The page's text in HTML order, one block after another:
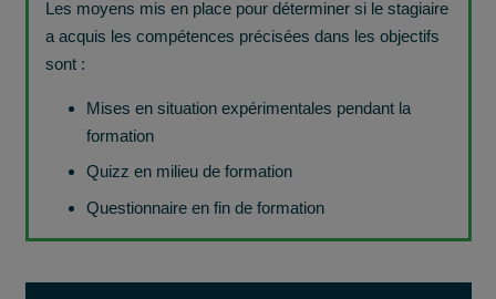
Les moyens mis en place pour déterminer si le stagiaire
a acquis les compétences précisées dans les objectifs
sont :
Mises en situation expérimentales pendant la
formation
Quizz en milieu de formation
Questionnaire en fin de formation